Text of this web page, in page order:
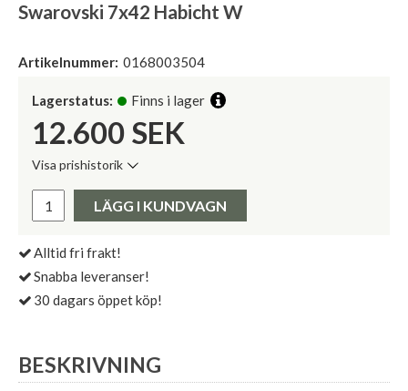
Swarovski 7x42 Habicht W
Artikelnummer: 0168003504
Lagerstatus: Finns i lager
12.600 SEK
Visa prishistorik
Pris:
LÄGG I KUNDVAGN
Alltid fri frakt!
Snabba leveranser!
30 dagars öppet köp!
BESKRIVNING